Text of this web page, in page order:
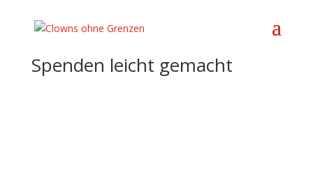
Spenden leicht gemacht